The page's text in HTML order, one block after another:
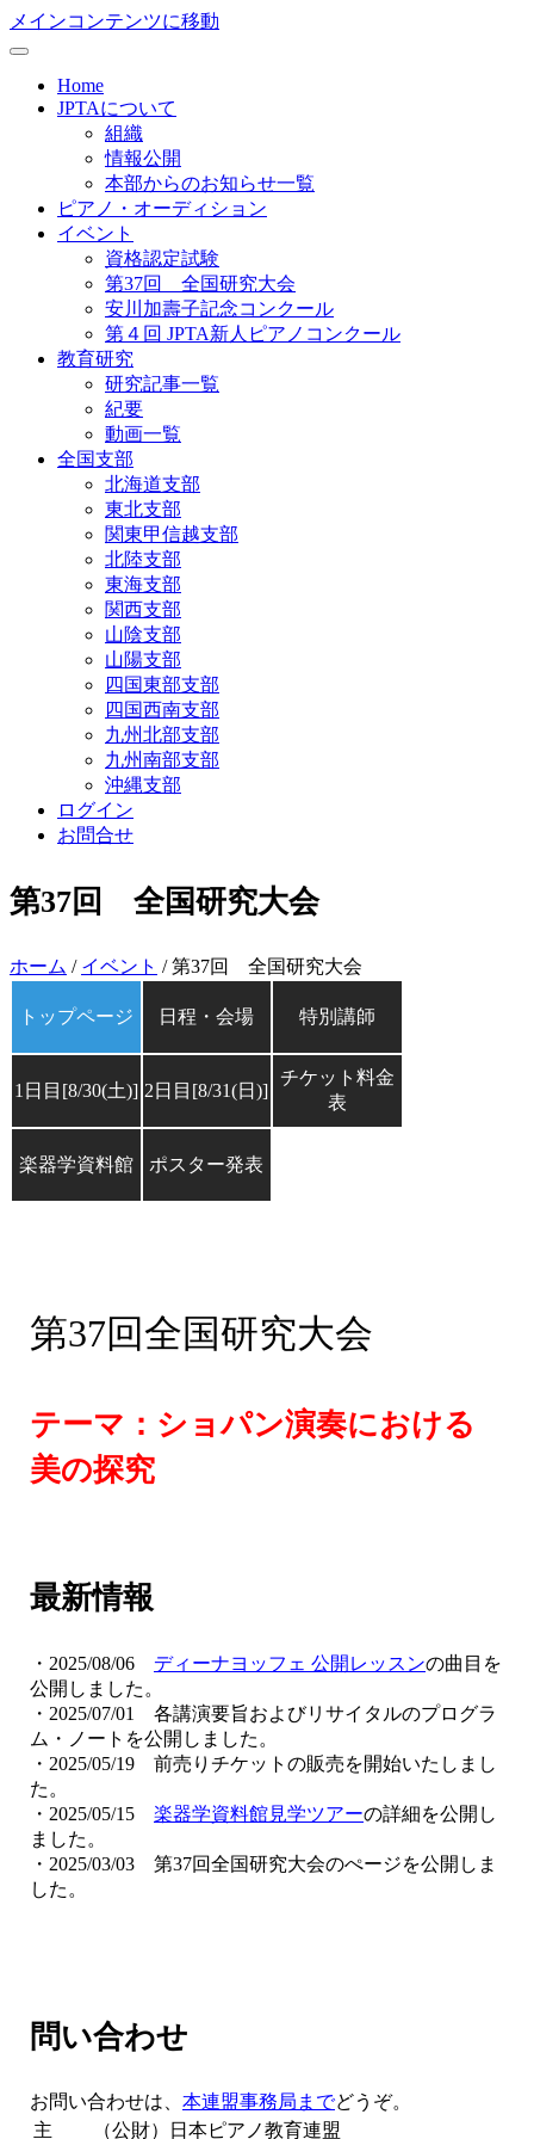
メインコンテンツに移動
Home
JPTAについて
組織
情報公開
本部からのお知らせ一覧
ピアノ・オーディション
イベント
資格認定試験
第37回 全国研究大会
安川加壽子記念コンクール
第４回 JPTA新人ピアノコンクール
教育研究
研究記事一覧
紀要
動画一覧
全国支部
北海道支部
東北支部
関東甲信越支部
北陸支部
東海支部
関西支部
山陰支部
山陽支部
四国東部支部
四国西南支部
九州北部支部
九州南部支部
沖縄支部
ログイン
お問合せ
第37回 全国研究大会
ホーム / イベント / 第37回 全国研究大会
トップページ 日程・会場 特別講師
1日目[8/30(土)] 2日目[8/31(日)]
チケット料金
表
楽器学資料館 ポスター発表
第37回全国研究大会
テーマ：ショパン演奏における
美の探究
最新情報
・2025/08/06 ディーナヨッフェ 公開レッスンの曲目を
公開しました。
・2025/07/01 各講演要旨およびリサイタルのプログラ
ム・ノートを公開しました。
・2025/05/19 前売りチケットの販売を開始いたしまし
た。
・2025/05/15 楽器学資料館見学ツアーの詳細を公開し
ました。
・2025/03/03 第37回全国研究大会のぺージを公開しま
した。
問い合わせ
お問い合わせは、 本連盟事務局までどうぞ。
主
（公財）日本ピアノ教育連盟